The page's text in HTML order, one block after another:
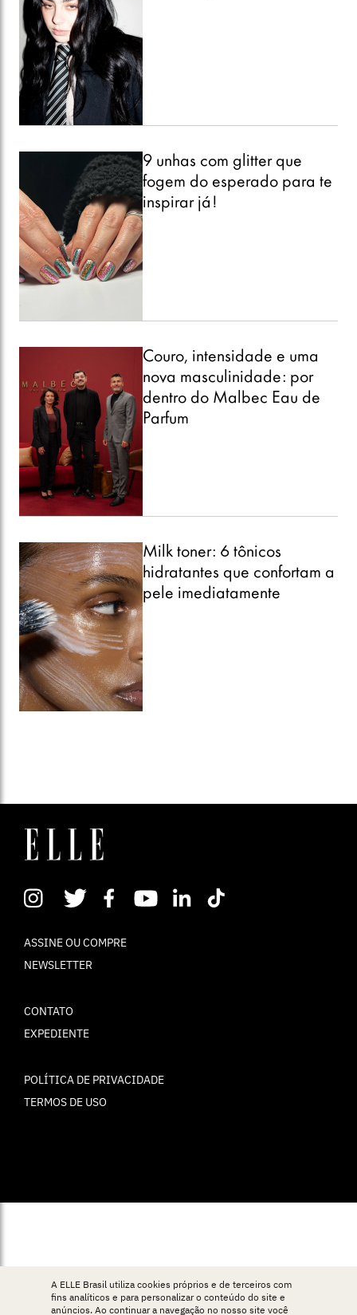
9 unhas com glitter que
fogem do esperado para te
inspirar já!
Couro, intensidade e uma
nova masculinidade: por
dentro do Malbec Eau de
Parfum
Milk toner: 6 tônicos
hidratantes que confortam a
pele imediatamente
ASSINE OU COMPRE
NEWSLETTER
CONTATO
EXPEDIENTE
POLÍTICA DE PRIVACIDADE
TERMOS DE USO
A ELLE Brasil utiliza cookies próprios e de terceiros com
fins analíticos e para personalizar o conteúdo do site e
anúncios. Ao continuar a navegação no nosso site você